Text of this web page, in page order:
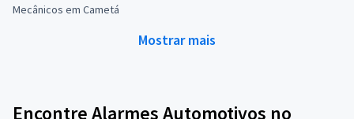
Mecânicos em Cametá
Mostrar mais
Encontre Alarmes Automotivos no